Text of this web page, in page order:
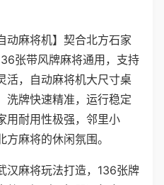
动麻将机】契合北方石家
张带风牌麻将通用，支持
活，自动麻将机大尺寸桌
洗牌快速精准，运行稳定
用耐用性极强，邻里小
麻将的休闲氛围。
汉麻将玩法打造，136张牌